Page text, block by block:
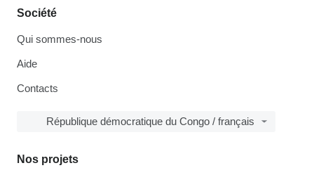
Société
Qui sommes-nous
Aide
Contacts
République démocratique du Congo / français
Nos projets